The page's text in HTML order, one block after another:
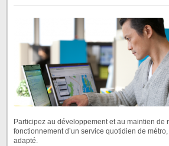
Participez au développement et au maintien de
fonctionnement d’un service quotidien de
adapté.